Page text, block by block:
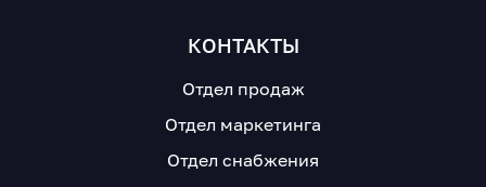
КОНТАКТЫ
Отдел продаж
Отдел маркетинга
Отдел снабжения